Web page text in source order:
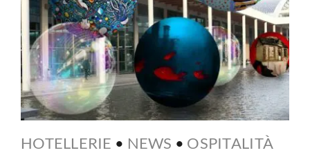
HOTELLERIE • NEWS • OSPITALITÀ